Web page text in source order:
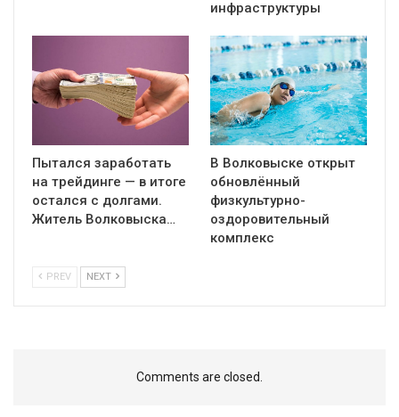
инфраструктуры
Пытался заработать
на трейдинге — в итоге
остался с долгами.
Житель Волковыска…
В Волковыске открыт
обновлённый
физкультурно-
оздоровительный
комплекс
PREV NEXT
Comments are closed.